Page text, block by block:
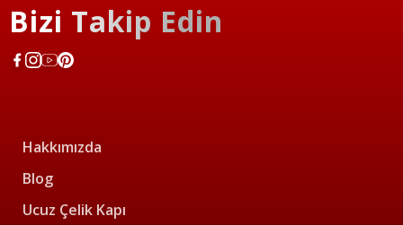
Bizi Takip Edin
Hakkımızda
Blog
Ucuz Çelik Kapı